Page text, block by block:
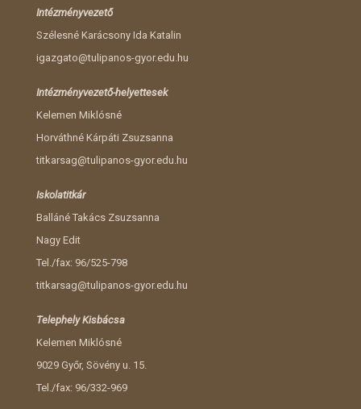
Intézményvezető
Szélesné Karácsony Ida Katalin
igazgato@tulipanos-gyor.edu.hu
Intézményvezető-helyettesek
Kelemen Miklósné
Horváthné Kárpáti Zsuzsanna
titkarsag@tulipanos-gyor.edu.hu
Iskolatitkár
Balláné Takács Zsuzsanna
Nagy Edit
Tel./fax: 96/525-798
titkarsag@tulipanos-gyor.edu.hu
Telephely Kisbácsa
Kelemen Miklósné
9029 Győr, Sövény u. 15.
Tel./fax: 96/332-969